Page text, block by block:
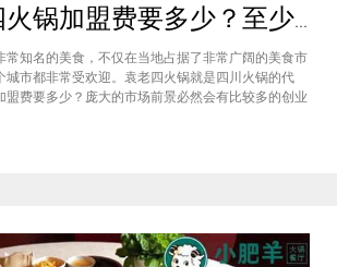
加盟袁老四火锅加盟费要多少？至少50万资金你准备好了吗？
常知名的美食，不仅在当地占据了非常广阔的美食市
城市都非常受欢迎。袁老四火锅就是四川火锅的代
盟费要多少？庞大的市场前景必然会有比较多的创业
费标准，袁老四火锅加盟至少要有50万资金你准备